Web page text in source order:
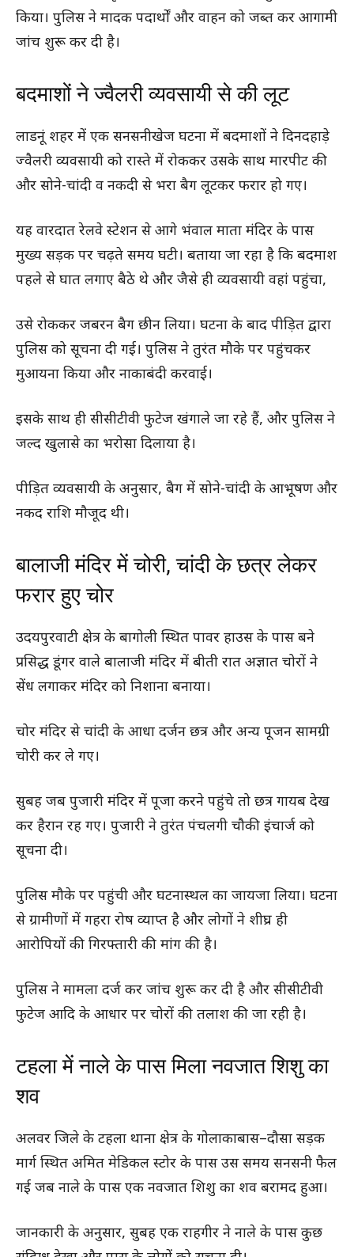
किया। पुलिस ने मादक पदार्थों और वाहन को जब्त कर आगामी
जांच शुरू कर दी है।
बदमाशों ने ज्वैलरी व्यवसायी से की लूट
लाडनूं शहर में एक सनसनीखेज घटना में बदमाशों ने दिनदहाड़े
ज्वैलरी व्यवसायी को रास्ते में रोककर उसके साथ मारपीट की
और सोने-चांदी व नकदी से भरा बैग लूटकर फरार हो गए।
यह वारदात रेलवे स्टेशन से आगे भंवाल माता मंदिर के पास
मुख्य सड़क पर चढ़ते समय घटी। बताया जा रहा है कि बदमाश
पहले से घात लगाए बैठे थे और जैसे ही व्यवसायी वहां पहुंचा,
उसे रोककर जबरन बैग छीन लिया। घटना के बाद पीड़ित द्वारा
पुलिस को सूचना दी गई। पुलिस ने तुरंत मौके पर पहुंचकर
मुआयना किया और नाकाबंदी करवाई।
इसके साथ ही सीसीटीवी फुटेज खंगाले जा रहे हैं, और पुलिस ने
जल्द खुलासे का भरोसा दिलाया है।
पीड़ित व्यवसायी के अनुसार, बैग में सोने-चांदी के आभूषण और
नकद राशि मौजूद थी।
बालाजी मंदिर में चोरी, चांदी के छत्र लेकर
फरार हुए चोर
उदयपुरवाटी क्षेत्र के बागोली स्थित पावर हाउस के पास बने
प्रसिद्ध डूंगर वाले बालाजी मंदिर में बीती रात अज्ञात चोरों ने
सेंध लगाकर मंदिर को निशाना बनाया।
चोर मंदिर से चांदी के आधा दर्जन छत्र और अन्य पूजन सामग्री
चोरी कर ले गए।
सुबह जब पुजारी मंदिर में पूजा करने पहुंचे तो छत्र गायब देख
कर हैरान रह गए। पुजारी ने तुरंत पंचलगी चौकी इंचार्ज को
सूचना दी।
पुलिस मौके पर पहुंची और घटनास्थल का जायजा लिया। घटना
से ग्रामीणों में गहरा रोष व्याप्त है और लोगों ने शीघ्र ही
आरोपियों की गिरफ्तारी की मांग की है।
पुलिस ने मामला दर्ज कर जांच शुरू कर दी है और सीसीटीवी
फुटेज आदि के आधार पर चोरों की तलाश की जा रही है।
टहला में नाले के पास मिला नवजात शिशु का
शव
अलवर जिले के टहला थाना क्षेत्र के गोलाकाबास–दौसा सड़क
मार्ग स्थित अमित मेडिकल स्टोर के पास उस समय सनसनी फैल
गई जब नाले के पास एक नवजात शिशु का शव बरामद हुआ।
जानकारी के अनुसार, सुबह एक राहगीर ने नाले के पास कुछ